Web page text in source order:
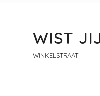
WIST
WINKELSTRAAT